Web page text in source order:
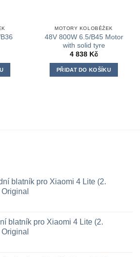
MOTORY KOLOBĚŽEK
48V 800W 6.5/B45 Motor
with solid tyre
4 838 Kč
PŘIDAT DO KOŠÍKU
blatník pro Xiaomi 4 Lite (2.
blatník pro Xiaomi 4 Lite (2.